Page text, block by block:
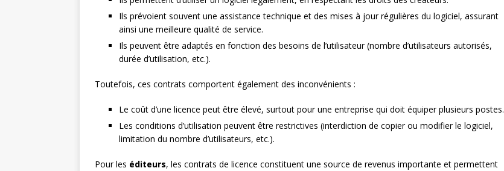
Ils prévoient souvent une assistance technique et des mises à jour régulières du logiciel, assurant
ainsi une meilleure qualité de service.
Ils peuvent être adaptés en fonction des besoins de l’utilisateur (nombre d’utilisateurs autorisés,
durée d’utilisation, etc.).
Toutefois, ces contrats comportent également des inconvénients :
Le coût d’une licence peut être élevé, surtout pour une entreprise qui doit équiper plusieurs postes.
Les conditions d’utilisation peuvent être restrictives (interdiction de copier ou modifier le logiciel,
limitation du nombre d’utilisateurs, etc.).
Pour les éditeurs, les contrats de licence constituent une source de revenus importante et permettent